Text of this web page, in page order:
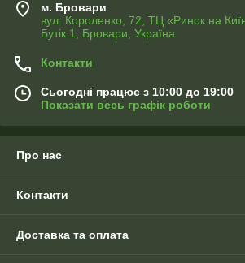
м. Бровари
вул. Короленко, 72, ТЦ «Ринок на
Бутік 1, Бровари, Україна
Контакти
Сьогодні працює з 10:00 до 19:00
Показати весь графік роботи
Про нас
Контакти
Доставка та оплата